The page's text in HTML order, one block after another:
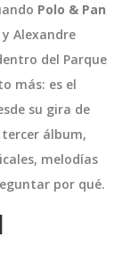
Polo & Pan
y Alexandre
del Parque
más: es el
su gira de
tercer álbum,
melodías
por qué.